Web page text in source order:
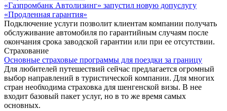
«Газпромбанк Автолизинг» запустил новую допуслугу
«Продленная гарантия»
Подключение услуги позволит клиентам компании получать
обслуживание автомобиля по гарантийным случаям после
окончания срока заводской гарантии или при ее отсутствии.
Страхование
Основные страховые программы для поездки за границу
Для любителей путешествий сейчас предлагается огромный
выбор направлений в туристической компании. Для многих
стран необходима страховка для шенгенской визы. В нее
входит базовый пакет услуг, но в то же время самых
основных.